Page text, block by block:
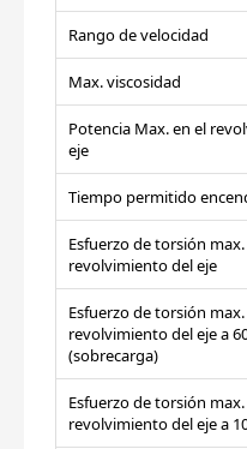
Rango de velocidad
Max. viscosidad
Potencia Max. en el
eje
Tiempo permitido
Esfuerzo de torsión
revolvimiento del eje
Esfuerzo de torsión
revolvimiento del eje a
(sobrecarga)
Esfuerzo de torsión
revolvimiento del eje a